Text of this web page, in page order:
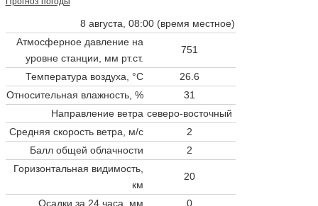
8 августа, 08:00 (время местное)
Атмосферное давление на
уровне станции, мм рт.ст.
751
Температура воздуха, °C
26.6
Относительная влажность, %
31
Направление ветра северо-восточный
Средняя скорость ветра, м/с
2
Балл общей облачности
2
Горизонтальная видимость,
км
20
Осадки за 24 часа, мм 0